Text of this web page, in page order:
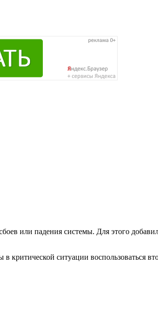
или падения системы. Для этого
ситуации воспользоваться